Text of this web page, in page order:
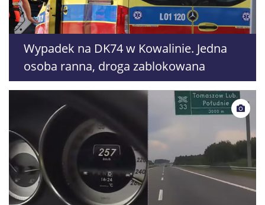
Wypadek na DK74 w Kowalinie. Jedna
osoba ranna, droga zablokowana